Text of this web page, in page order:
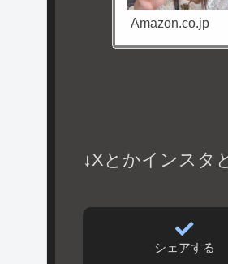
Amazon.co.jp
↓Xとかインスタ
シェアする